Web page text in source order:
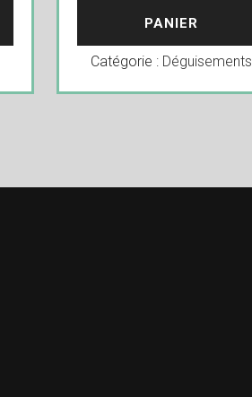
PANIER
Catégorie : Déguisements